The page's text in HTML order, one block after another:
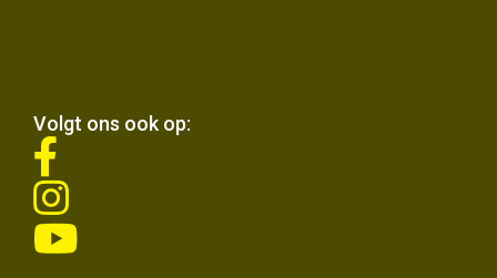
Volgt ons ook op:
facebook-
f
fab
fa-
instagram